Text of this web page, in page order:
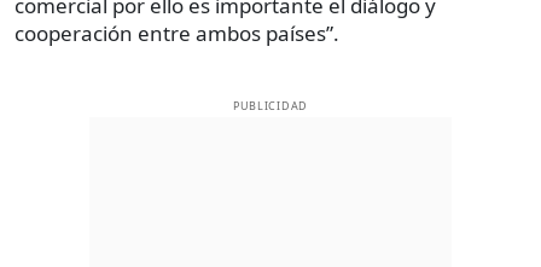
cooperación entre ambos países”.
PUBLICIDAD